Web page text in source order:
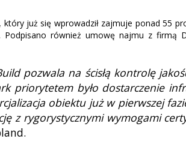
już się wprowadził zajmuje ponad 55
również umowę najmu z firmą
pozwala na ścisłą kontrolę
priorytetem było dostarczenie
obiektu już w pierwszej
z rygorystycznymi wymogami